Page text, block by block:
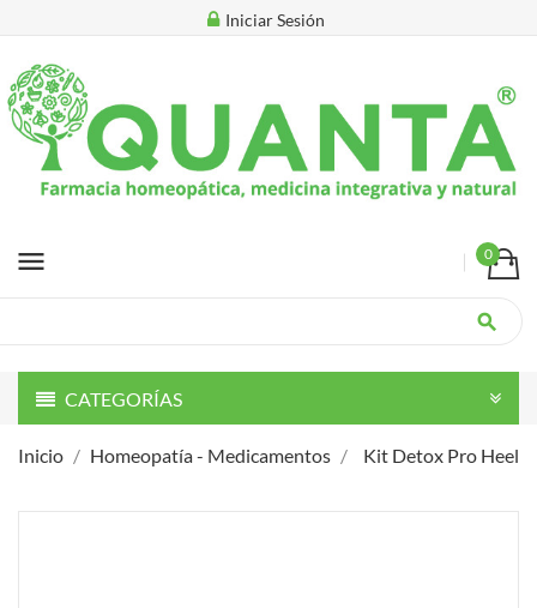
Iniciar Sesión
menu 0
search
CATEGORÍAS
Inicio Homeopatía - Medicamentos Kit Detox Pro Heel